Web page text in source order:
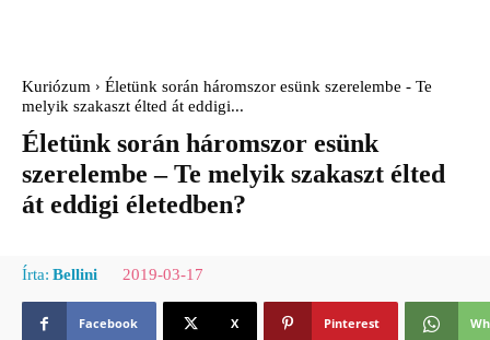
Kuriózum
Életünk során háromszor esünk szerelembe - Te
melyik szakaszt élted át eddigi...
Életünk során háromszor esünk
szerelembe – Te melyik szakaszt élted
át eddigi életedben?
Írta: Bellini 2019-03-17
Facebook X Pinterest